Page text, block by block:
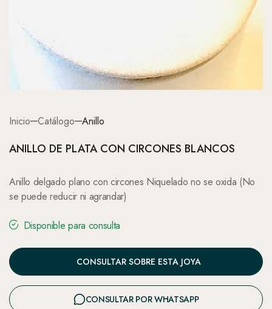
Inicio Catálogo Anillo
ANILLO DE PLATA CON CIRCONES BLANCOS
Anillo delgado plano con circones Niquelado no se oxida (No
se puede reducir ni agrandar)
Disponible para consulta
CONSULTAR SOBRE ESTA JOYA
CONSULTAR POR WHATSAPP